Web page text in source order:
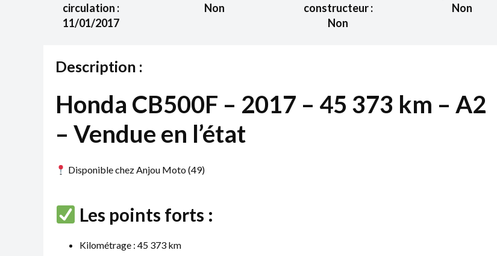
circulation :
11/01/2017
Non
constructeur :
Non
Non
Description :
Honda CB500F – 2017 – 45 373 km – A2
– Vendue en l’état
Disponible chez Anjou Moto (49)
Les points forts :
Kilométrage : 45 373 km